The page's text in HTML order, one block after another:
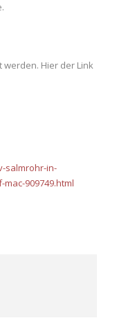
werden. Hier der Link
salmrohr-in-
909749.html